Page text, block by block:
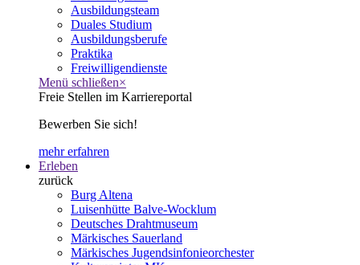
Ausbildungsteam
Duales Studium
Ausbildungsberufe
Praktika
Freiwilligendienste
Menü schließen×
Freie Stellen im Karriereportal
Bewerben Sie sich!
mehr erfahren
Erleben
zurück
Burg Altena
Luisenhütte Balve-Wocklum
Deutsches Drahtmuseum
Märkisches Sauerland
Märkisches Jugendsinfonieorchester